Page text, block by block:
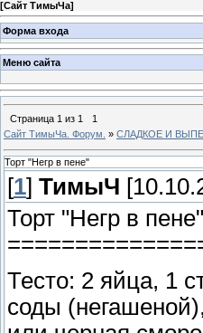
[Сайт ТимыЧа]
Форма входа
Меню сайта
Страница 1 из 1
1
Сайт ТимыЧа. Форум. » СЛАДКОЕ И
Торт "Негр в пене"
[1] ТимыЧ
Торт "Негр в пене"
Тесто: 2 яйца, 1
соды